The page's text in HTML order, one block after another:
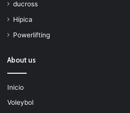
ducross
Hípica
Powerlifting
About us
Inicio
Voleybol